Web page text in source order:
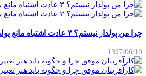
چرا من پولدار نیستم؟ ۳ عادت اشتباه مانع پولدار شدن
1397/06/10